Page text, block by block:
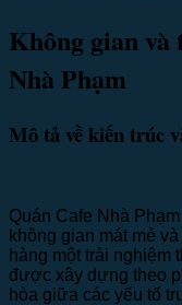
Không gian và
Nhà Phạm
Mô tả về kiến trúc
Quán Cafe Nhà
không gian mát mẻ
hàng một trải nghiệm
được xây dựng theo
hòa giữa các yếu tố